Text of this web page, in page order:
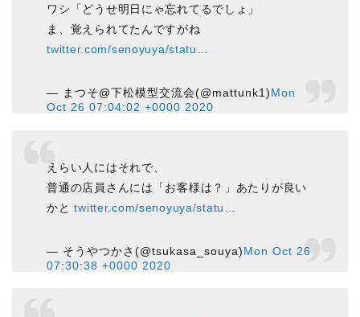
ワシ「どうせ明日にゃ忘れてるでしょ」
ま、覚えられてたんですがね
twitter.com/senoyuya/statu…
— まつそ@下松模型交流会(@mattunk1)Mon
Oct 26 07:04:02 +0000 2020
えらい人にはそれで、
普通の店員さんには「お客様は？」あたりが良い
かとtwitter.com/senoyuya/statu…
— そうやつかさ(@tsukasa_souya)Mon Oct 26
07:30:38 +0000 2020